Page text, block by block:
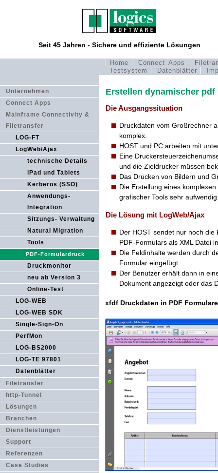
Seit 45 Jahren - Sichere und effiziente Lösungen
Home Connect Apps
Testsystem
Datenblätter
Unternehmen
Connect Apps
Mainframe Connectivity &
Filetransfer
LOG-FT
LogWeb/Ajax
technische Details
iPad und Tablets
Kerberos (SSO)
Anwendungs-
Integration
Sitzungs- Verwaltung
Natural Migration
Tools
PDF-Formulardruck
Druckmonitor
neu ab Version 3
Online-Test
LOG-WEB
LOG-WEB SDK
Single-Sign-On
PerfMon
LOG-BS2000
LOG-TE 97801
Datenblätter
Filetransfer
http-Tunnel
Lösungen
Branchen
Dienstleistungen
Support
Referenzen
Case Studies
Erstellen dynamischer
Die Ausgangssituation
Druckdaten vom Großrechner
komplex.
HOST und PC arbeiten mit
Eine
und die Zieldrucker müssen
Das Drucken von Bildern und
Die Erstellung eines
grafischer Tools sehr
Die Lösung mit LogWeb/Ajax
Der HOST sendet nur noch
PDF-Formulars als XML Datei
Die Feldinhalte werden durch
Formular eingefügt.
Der Benutzer erhält dann in
Dokument angezeigt oder das
xfdf Druckdaten in PDF